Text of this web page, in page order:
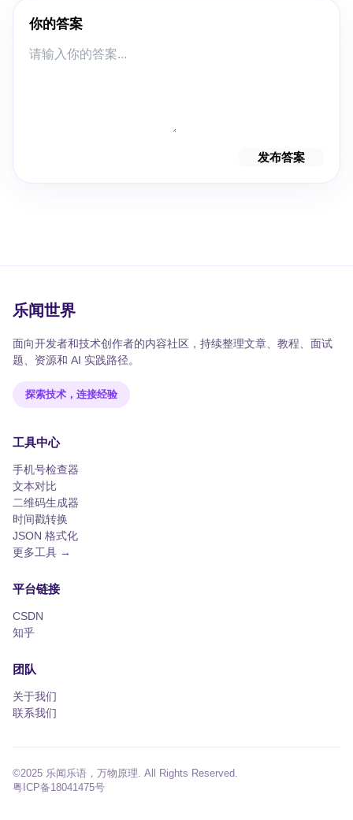
你的答案
发布答案
乐闻世界
面向开发者和技术创作者的内容社区，持续整理文章、教程、面试
题、资源和 AI 实践路径。
探索技术，连接经验
工具中心
手机号检查器
文本对比
二维码生成器
时间戳转换
JSON 格式化
更多工具 →
平台链接
CSDN
知乎
团队
关于我们
联系我们
©2025 乐闻乐语，万物原理. All Rights Reserved.
粤ICP备18041475号